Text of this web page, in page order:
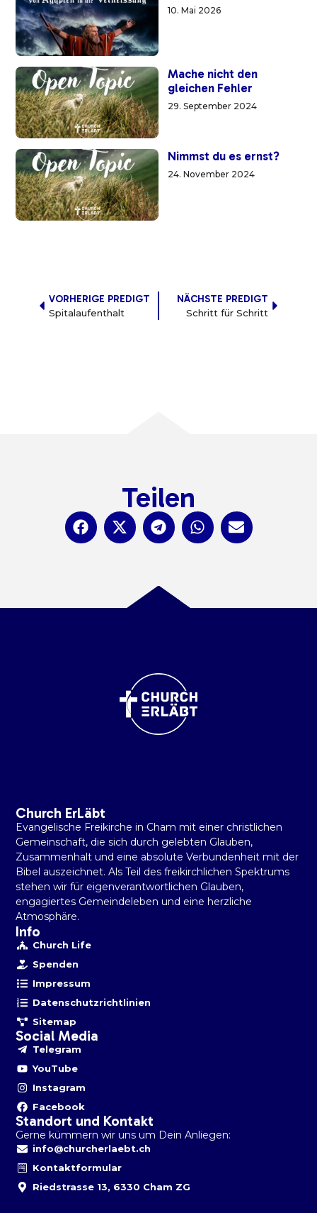
10. Mai 2026
Mache nicht den
gleichen Fehler
29. September 2024
Nimmst du es ernst?
24. November 2024
VORHERIGE PREDIGT
Spitalaufenthalt
NÄCHSTE PREDIGT
Schritt für Schritt
Teilen
Church ErLäbt
Evangelische Freikirche in Cham mit einer christlichen
Gemeinschaft, die sich durch gelebten Glauben,
Zusammenhalt und eine absolute Verbundenheit mit der
Bibel auszeichnet. Als Teil des freikirchlichen Spektrums
stehen wir für eigenverantwortlichen Glauben,
engagiertes Gemeindeleben und eine herzliche
Atmosphäre.
Info
Church Life
Spenden
Impressum
Datenschutzrichtlinien
Sitemap
Social Media
Telegram
YouTube
Instagram
Facebook
Standort und Kontakt
Gerne kümmern wir uns um Dein Anliegen:
info@churcherlaebt.ch
Kontaktformular
Riedstrasse 13, 6330 Cham ZG